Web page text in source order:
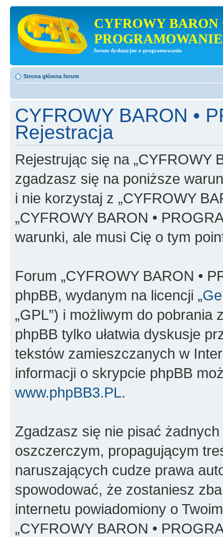
CYFROWY BARON
PROGRAMOWANIE
forum dyskusyjne o programowaniu
Strona główna forum
CYFROWY BARON •
Rejestracja
Rejestrując się na „CYFROWY
zgadzasz się na poniższe
i nie korzystaj z „CYFROWY
„CYFROWY BARON •
warunki, ale musi Cię o tym
Forum „CYFROWY BARON •
phpBB, wydanym na licencji „
„GPL”) i możliwym do pobrania
phpBB tylko ułatwia dyskusje
tekstów zamieszczanych w
informacji o skrypcie phpBB
www.phpBB3.PL.
Zgadzasz się nie pisać
oszczerczym, propagującym
naruszających cudze prawa
spowodować, że zostaniesz
internetu powiadomiony o
„CYFROWY BARON •